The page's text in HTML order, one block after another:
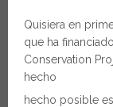
Quisiera en
que ha
Conservation
hecho
hecho posible